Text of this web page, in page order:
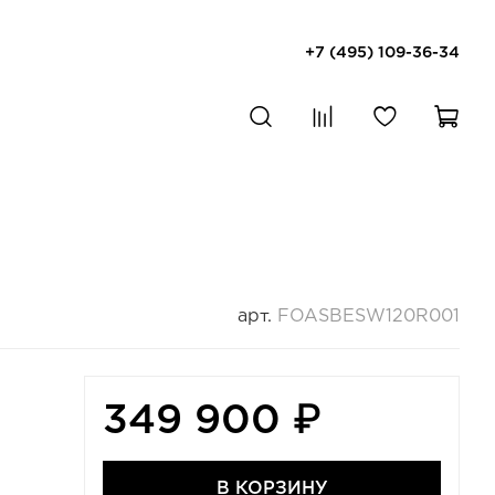
+7 (495) 109-36-34
арт. FOASBESW120R001
349 900 ₽
В КОРЗИНУ